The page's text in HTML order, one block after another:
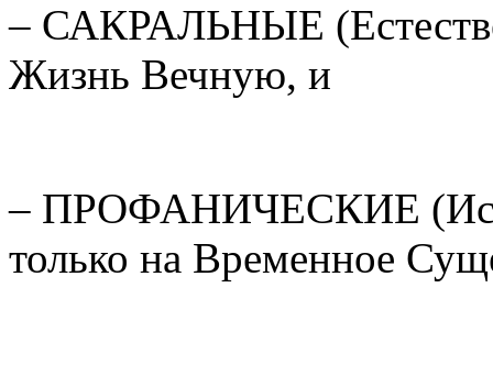
– САКРАЛЬНЫЕ
Жизнь Вечную, и
– ПРОФАНИЧЕСКИЕ
только на Временное